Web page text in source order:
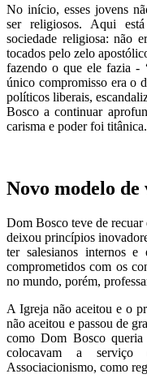
No início, esses jovens
ser religiosos. Aqui
sociedade religiosa: não
tocados pelo zelo
fazendo o que ele fazia -
único compromisso era o
políticos liberais,
Bosco a continuar
carisma e poder foi
Novo modelo
Dom Bosco teve de recuar
deixou princípios
ter salesianos internos e
comprometidos com os
no mundo, porém,
A Igreja não aceitou e o
não aceitou e passou de
como Dom Bosco queria
colocavam a serviço
Associacionismo, como